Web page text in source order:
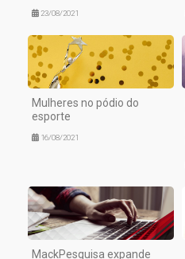
23/08/2021
Mulheres no pódio do
esporte
16/08/2021
MackPesquisa expande